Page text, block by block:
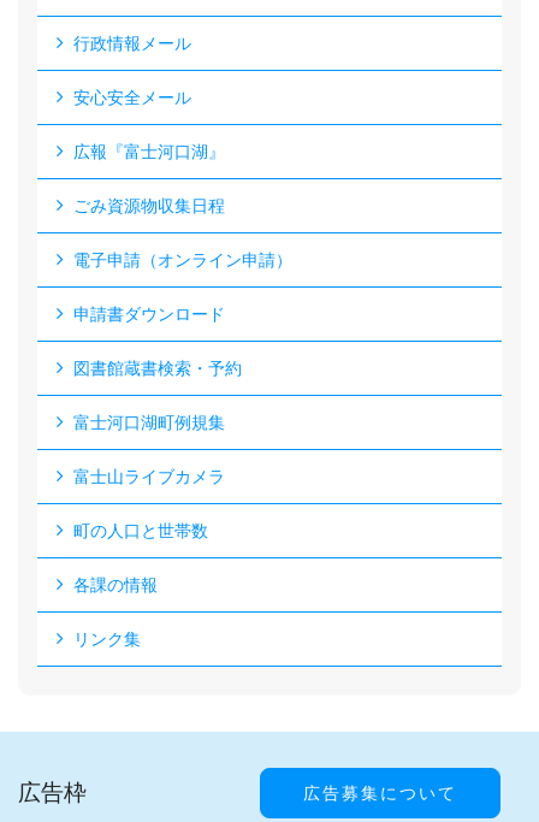
行政情報メール
安心安全メール
広報『富士河口湖』
ごみ資源物収集日程
電子申請（オンライン申請）
申請書ダウンロード
図書館蔵書検索・予約
富士河口湖町例規集
富士山ライブカメラ
町の人口と世帯数
各課の情報
リンク集
広告枠 広告募集について